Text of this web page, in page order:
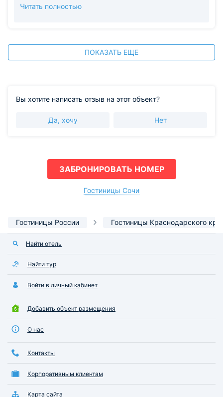
достоинству оценили уровень работы нашего
все возможное, чтобы Ваш отдых был наполнен
только яркими моментами и положительными
Читать полностью
ПОКАЗАТЬ ЕЩЕ
Вы хотите написать отзыв на этот объект?
Да, хочу Нет
ЗАБРОНИРОВАТЬ НОМЕР
Гостиницы Сочи
Гостиницы России Гостиницы Краснодарского
Найти отель
Найти тур
Войти в личный кабинет
Добавить объект размещения
О нас
Контакты
Корпоративным клиентам
Карта сайта